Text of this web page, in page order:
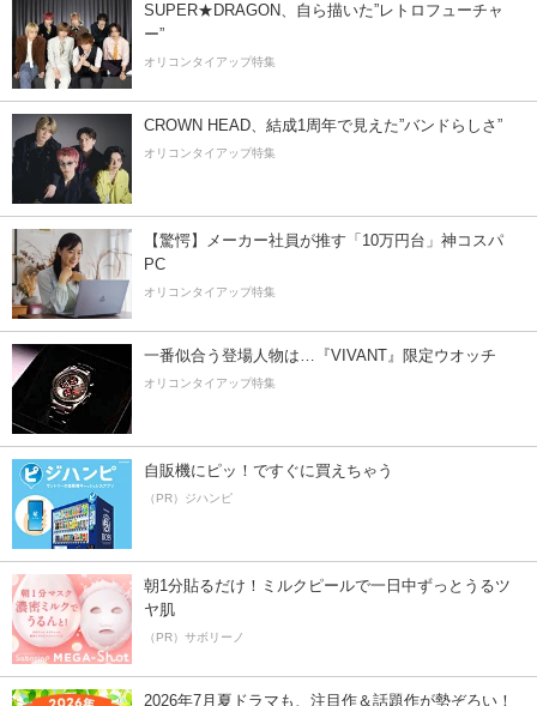
SUPER★DRAGON、自ら描いた”レトロフューチャ
ー”
オリコンタイアップ特集
CROWN HEAD、結成1周年で見えた”バンドらしさ”
オリコンタイアップ特集
【驚愕】メーカー社員が推す「10万円台」神コスパ
PC
オリコンタイアップ特集
一番似合う登場人物は…『VIVANT』限定ウオッチ
オリコンタイアップ特集
自販機にピッ！ですぐに買えちゃう
（PR）ジハンピ
朝1分貼るだけ！ミルクピールで一日中ずっとうるツ
ヤ肌
（PR）サボリーノ
2026年7月夏ドラマも、注目作＆話題作が勢ぞろい！